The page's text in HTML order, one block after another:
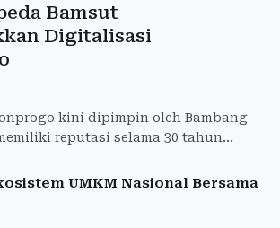
Bamsut
Digitalisasi
kini dipimpin oleh Bambang
reputasi selama 30 tahun
UMKM Nasional Bersama